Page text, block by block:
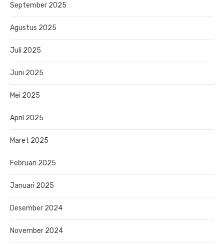
September 2025
Agustus 2025
Juli 2025
Juni 2025
Mei 2025
April 2025
Maret 2025
Februari 2025
Januari 2025
Desember 2024
November 2024